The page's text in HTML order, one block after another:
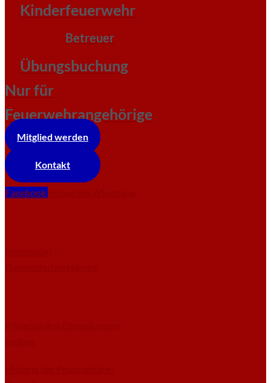
Kinderfeuerwehr
Betreuer
Übungsbuchung
Nur für
Feuerwehrangehörige
Mitglied werden
Kontakt
Facebook